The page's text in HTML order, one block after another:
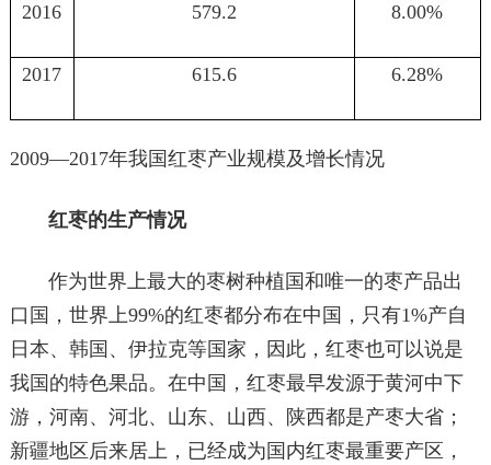
2016 579.2 8.00%
2017 615.6 6.28%
2009—2017年我国红枣产业规模及增长情况
红枣的生产情况
作为世界上最大的枣树种植国和唯一的枣产品出
口国，世界上99%的红枣都分布在中国，只有1%产自
日本、韩国、伊拉克等国家，因此，红枣也可以说是
我国的特色果品。在中国，红枣最早发源于黄河中下
游，河南、河北、山东、山西、陕西都是产枣大省；
新疆地区后来居上，已经成为国内红枣最重要产区，